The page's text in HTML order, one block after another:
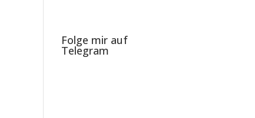
Folge mir auf
Telegram